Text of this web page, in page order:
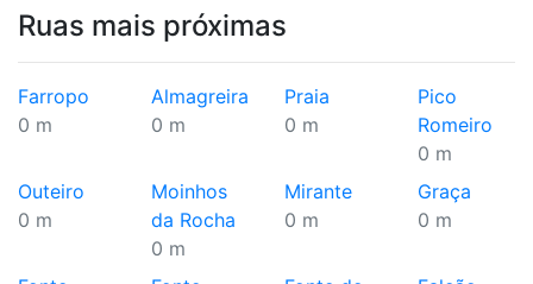
Ruas mais próximas
Farropo
0 m
Almagreira
0 m
Praia
0 m
Pico
Romeiro
0 m
Outeiro
0 m
Moinhos
da Rocha
0 m
Mirante
0 m
Graça
0 m